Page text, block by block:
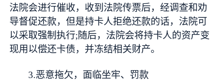
法院会进行催收，收到法院传票后，经调查和劝
导督促还款，但是持卡人拒绝还款的话，法院可
以采取强制执行;随后，法院会将持卡人的资产变
现用以偿还卡债，并冻结相关财产。
3.恶意拖欠，面临坐牢、罚款